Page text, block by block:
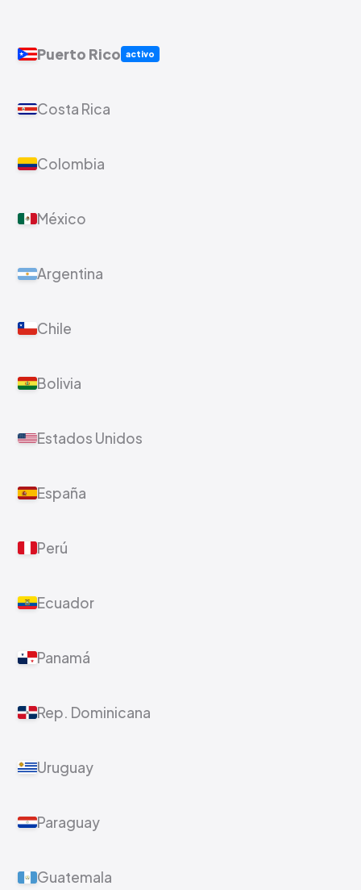
Puerto Rico activo
Costa Rica
Colombia
México
Argentina
Chile
Bolivia
Estados Unidos
España
Perú
Ecuador
Panamá
Rep. Dominicana
Uruguay
Paraguay
Guatemala